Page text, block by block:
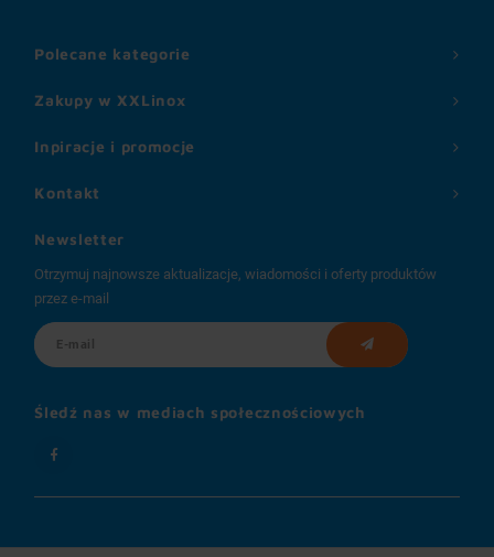
Zakupy w XXLinox
Inpiracje i promocje
Polecane kategorie
Kontakt
Newsletter
Otrzymuj najnowsze aktualizacje, wiadomości i oferty produktów
przez e-mail
Śledź nas w mediach społecznościowych